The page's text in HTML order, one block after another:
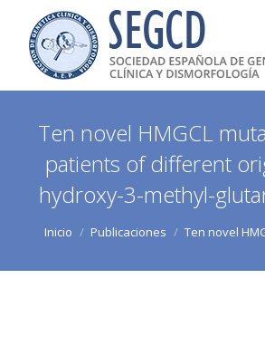
Ten novel HMGCL
patients of different
hydroxy-3-methyl-
Estás aquí:
Inicio Publicaciones Ten novel